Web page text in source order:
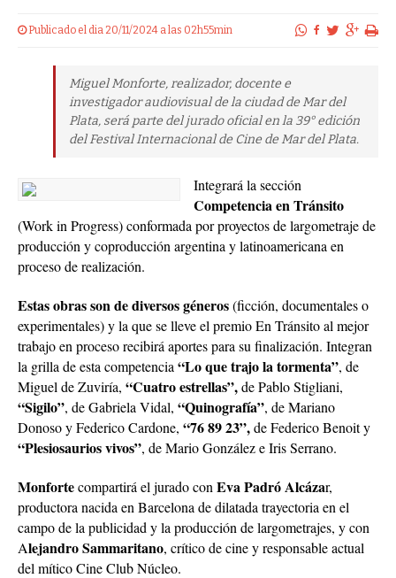
Publicado el dia 20/11/2024 a las 02h55min
Miguel Monforte, realizador, docente e
investigador audiovisual de la ciudad de Mar del
Plata, será parte del jurado oficial en la 39° edición
del Festival Internacional de Cine de Mar del Plata.
Integrará la sección
Competencia en Tránsito
(Work in Progress) conformada por proyectos de largometraje de
producción y coproducción argentina y latinoamericana en
proceso de realización.
Estas obras son de diversos géneros(ficción, documentales o
experimentales) y la que se lleve el premio En Tránsito al mejor
trabajo en proceso recibirá aportes para su finalización. Integran
la grilla de esta competencia “Lo que trajo la tormenta”, de
Miguel de Zuviría, “Cuatro estrellas”,de Pablo Stigliani,
“Sigilo”, de Gabriela Vidal, “Quinografía”, de Mariano
Donoso y Federico Cardone, “76 89 23”,de Federico Benoit y
“Plesiosaurios vivos”, de Mario González e Iris Serrano.
Monfortecompartirá el jurado con Eva Padró Alcázar,
productora nacida en Barcelona de dilatada trayectoria en el
campo de la publicidad y la producción de largometrajes, y con
Alejandro Sammaritano, crítico de cine y responsable actual
del mítico Cine Club Núcleo.